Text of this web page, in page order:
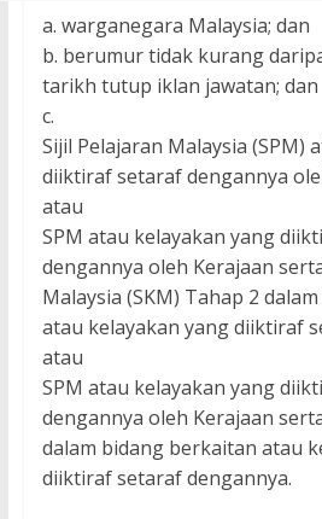
a. warganegara Malaysia; dan
b. berumur tidak kurang
tarikh tutup iklan jawatan; dan
c.
Sijil Pelajaran Malaysia (SPM)
diiktiraf setaraf dengannya
atau
SPM atau kelayakan yang
dengannya oleh Kerajaan
Malaysia (SKM) Tahap 2
atau kelayakan yang diiktiraf
atau
SPM atau kelayakan yang
dengannya oleh Kerajaan
dalam bidang berkaitan atau
diiktiraf setaraf dengannya.